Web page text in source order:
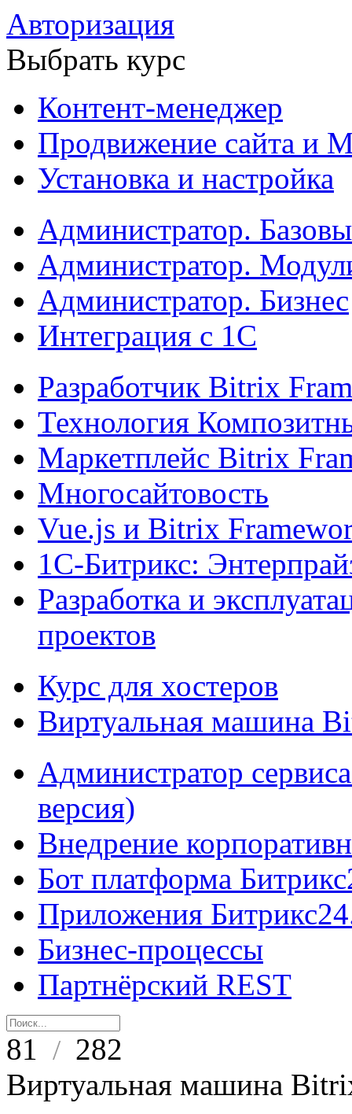
Авторизация
Выбрать курс
Контент-менеджер
Продвижение сайта и
Установка и настройка
Администратор.
Администратор.
Администратор. Бизнес
Интеграция с 1С
Разработчик Bitrix
Технология
Маркетплейс Bitrix
Многосайтовость
Vue.js и Bitrix
1С-Битрикс:
Разработка и
проектов
Курс для хостеров
Виртуальная машина
Администратор
версия)
Внедрение
Бот платформа
Приложения
Бизнес-процессы
Партнёрский REST
81 / 282
Виртуальная машина